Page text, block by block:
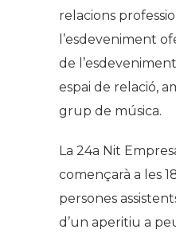
relacions
l’esdeveniment
de
espai de relació,
grup de música.
La 24a Nit
començarà a les
persones
d’un aperitiu a